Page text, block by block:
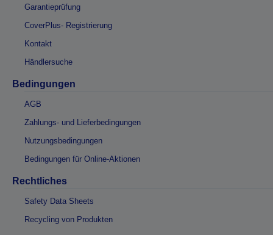
Garantieprüfung
CoverPlus- Registrierung
Kontakt
Händlersuche
Bedingungen
AGB
Zahlungs- und Lieferbedingungen
Nutzungsbedingungen
Bedingungen für Online-Aktionen
Rechtliches
Safety Data Sheets
Recycling von Produkten